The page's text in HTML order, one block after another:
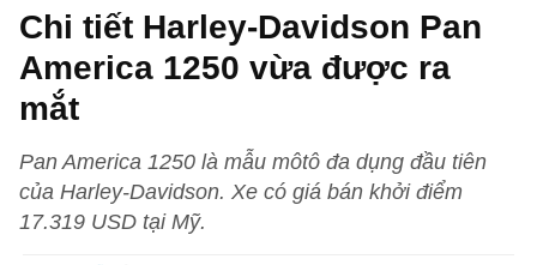
Chi tiết Harley-Davidson Pan
America 1250 vừa được ra
mắt
Pan America 1250 là mẫu môtô đa dụng đầu tiên
của Harley-Davidson. Xe có giá bán khởi điểm
17.319 USD tại Mỹ.